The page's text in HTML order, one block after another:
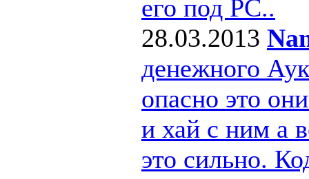
его под РС..
28.03.2013
денежного
опасно это
и хай с ним а
это сильно.